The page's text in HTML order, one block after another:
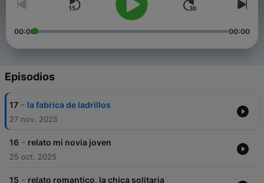
bienvenid@ a tu nuevo rincón favorito,.
00:00 00:00
Episodios
17 - la fabrica de ladrillos
27 nov. 2025
16 - relato mi novia joven
25 oct. 2025
15 - relato romantico, la chica solitaria